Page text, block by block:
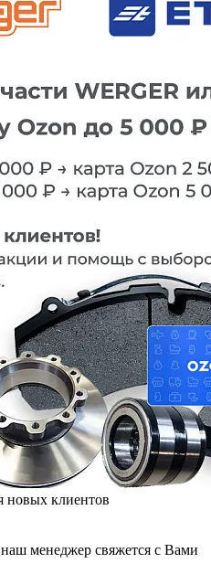
новых клиентов
менеджер свяжется с Вами